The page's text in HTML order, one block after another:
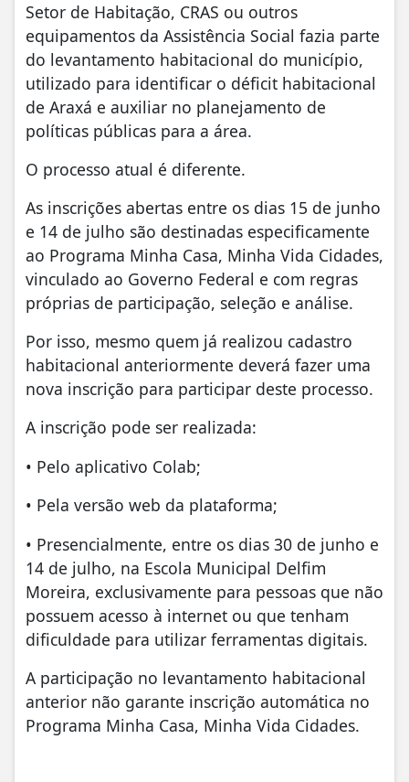
Setor de Habitação, CRAS ou outros
equipamentos da Assistência Social fazia parte
do levantamento habitacional do município,
utilizado para identificar o déficit habitacional
de Araxá e auxiliar no planejamento de
políticas públicas para a área.
O processo atual é diferente.
As inscrições abertas entre os dias 15 de junho
e 14 de julho são destinadas especificamente
ao Programa Minha Casa, Minha Vida Cidades,
vinculado ao Governo Federal e com regras
próprias de participação, seleção e análise.
Por isso, mesmo quem já realizou cadastro
habitacional anteriormente deverá fazer uma
nova inscrição para participar deste processo.
A inscrição pode ser realizada:
• Pelo aplicativo Colab;
• Pela versão web da plataforma;
• Presencialmente, entre os dias 30 de junho e
14 de julho, na Escola Municipal Delfim
Moreira, exclusivamente para pessoas que não
possuem acesso à internet ou que tenham
dificuldade para utilizar ferramentas digitais.
A participação no levantamento habitacional
anterior não garante inscrição automática no
Programa Minha Casa, Minha Vida Cidades.